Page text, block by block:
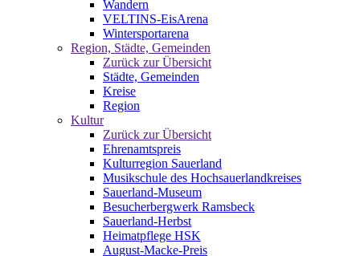
Wandern
VELTINS-EisArena
Wintersportarena
Region, Städte, Gemeinden
Zurück zur Übersicht
Städte, Gemeinden
Kreise
Region
Kultur
Zurück zur Übersicht
Ehrenamtspreis
Kulturregion Sauerland
Musikschule des Hochsauerlandkreises
Sauerland-Museum
Besucherbergwerk Ramsbeck
Sauerland-Herbst
Heimatpflege HSK
August-Macke-Preis